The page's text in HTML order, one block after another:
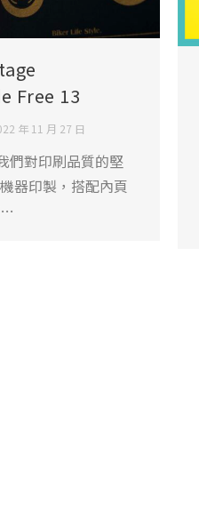
Free 13
年 11 月 27 日
們對印刷品質的堅
器印製，搭配內頁
…